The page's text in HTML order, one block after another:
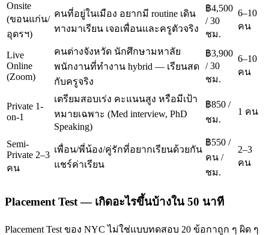
Onsite
(ขอนแก่น/
อุดรฯ)
คนที่อยู่ในเมือง อยากมี routine เดิน
ทางมาเรียน เจอเพื่อนและครูตัวจริง
฿4,500
/ 30
ชม.
6–10
คน
Live
Online
(Zoom)
คนต่างจังหวัด นักศึกษามหาลัย
พนักงานที่ทำงาน hybrid — เรียนสด
กับครูจริง
฿3,900
/ 30
ชม.
6–10
คน
Private 1-
on-1
เตรียมสอบเร่ง คะแนนสูง หรือมีเป้า
หมายเฉพาะ (Med interview, PhD
Speaking)
฿850 /
ชม.
1 คน
Semi-
Private 2–3
คน
เพื่อน/พี่น้อง/คู่รักที่อยากเรียนด้วยกัน
แชร์ค่าเรียน
฿550 /
คน /
ชม.
2–3
คน
Placement Test — เกิดอะไรขึ้นบ้างใน 50 นาที
Placement Test ของ NYC ไม่ใช่แบบทดสอบ 20 ข้อกาถูก ๆ ผิด ๆ